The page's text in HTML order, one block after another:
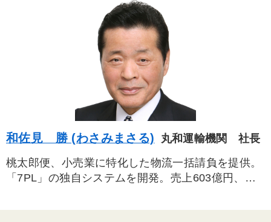
すべての音声・動画（全2076タイトル）からお探しいただけます
インフレ対策・値上げ
マーケティング インバウンド
健康・ウェルビーイング 入門篇 イノベーション
多角化・新規事業 金利 AI 理念・パーパス
和佐見 勝 (わさみまさる)
丸和運輸機関 社長
桃太郎便、小売業に特化した物流一括請負を提供。
「7PL」の独自システムを開発。売上603億円、経